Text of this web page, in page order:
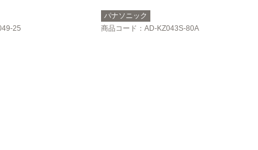
25
パナソニック
商品コード ：AD-KZ043S-80A